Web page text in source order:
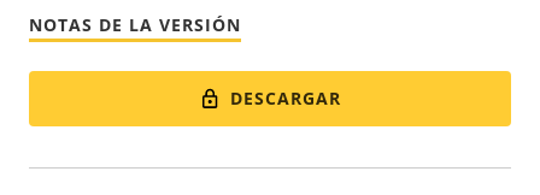
NOTAS DE LA VERSIÓN
DESCARGAR